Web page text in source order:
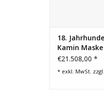
18.
Kamin Maske
€21.508,00 *
* exkl. MwSt. zzgl.